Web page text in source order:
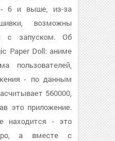
- 6 и выше, из-за
возможны
с запуском. Об
Paper Doll: аниме
пользователей,
- по данным
560000,
это приложение.
находится - это
а вместе с